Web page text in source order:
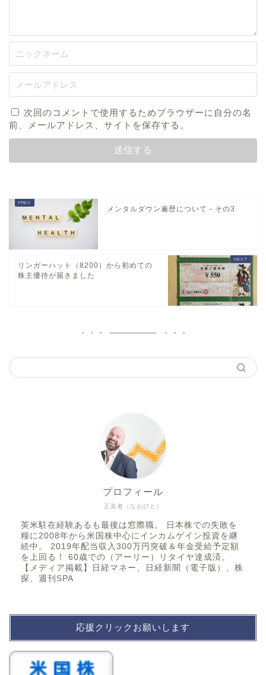
次回のコメントで使用するためブラウザーに自分の名
前、メールアドレス、サイトを保存する。
メンタルダウン遍歴について－その3
リンガーハット（8200）から初めての
株主優待が届きました
正直者（なおびと）
プロフィール
英米駐在経験あるも最後は窓際職。 日本株での失敗を
糧に2008年から米国株中心にインカムゲイン投資を継
続中。 2019年配当収入300万円突破＆年金受給予定額
を上回る！ 60歳での（アーリー）リタイヤ達成済。
【メディア掲載】日経マネー、日経新聞（電子版）、株
探、週刊SPA
応援クリックお願いします